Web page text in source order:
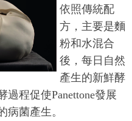
依照傳統配
方，主要是麵
粉和水混合
後，每日自然
產生的新鮮酵
程促使Panettone發展
病菌產生。